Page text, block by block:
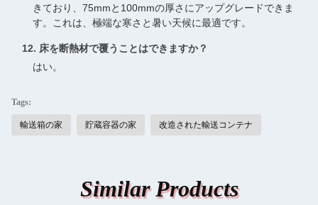
きており、75mmと100mmの厚さにアップグレードできま
す。これは、極端な寒さと暑い天候に最適です。
12. 床を断熱材で覆うことはできますか？
はい。
Tags:
輸送箱の家 貯蔵容器の家 改造された輸送コンテナ
Similar Products